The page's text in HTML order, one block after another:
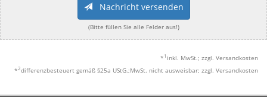
Nachricht versenden
(Bitte füllen Sie alle Felder aus!)
* 1 inkl. MwSt.; zzgl. Versandkosten
*2differenzbesteuert gemäß §25a UStG.;MwSt. nicht ausweisbar; zzgl. Versandkosten